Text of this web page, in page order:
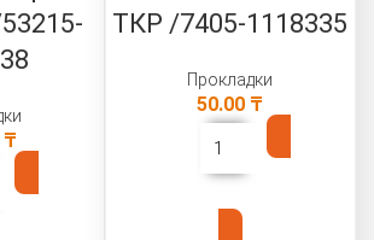
₸
ТКР /7405-1118335
Прокладки
50.00 ₸